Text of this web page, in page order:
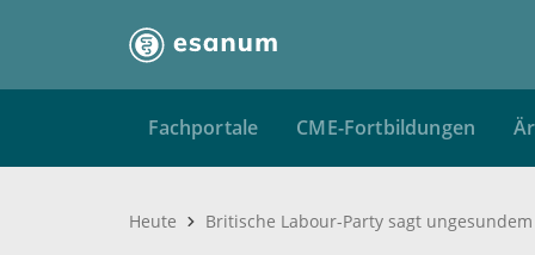
Fachportale CME-Fortbildungen
Heute